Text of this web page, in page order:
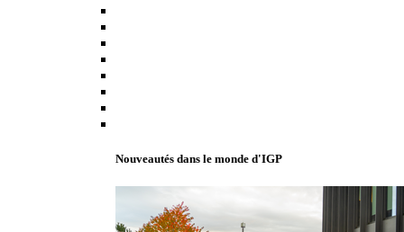
Nouveautés dans le monde d'IGP